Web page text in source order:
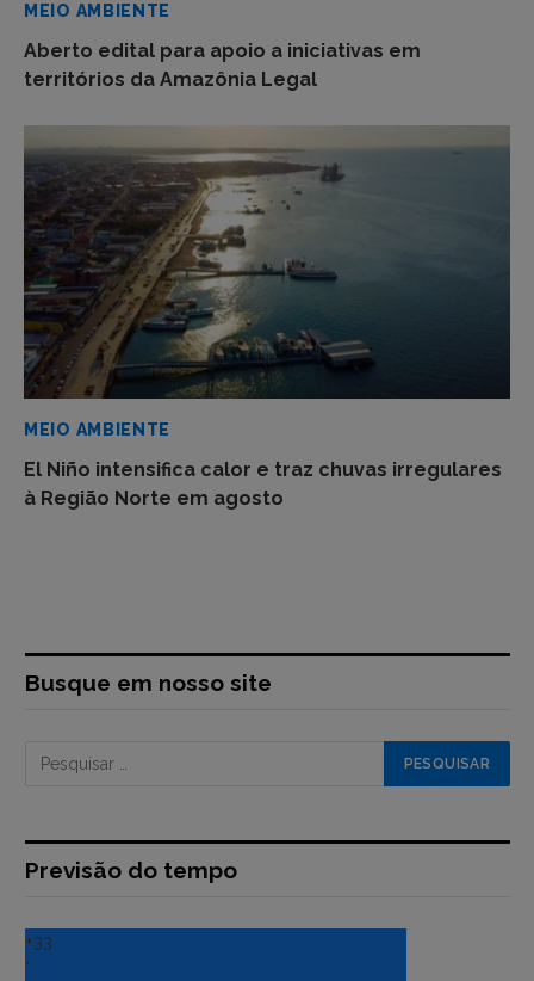
MEIO AMBIENTE
Aberto edital para apoio a iniciativas em
territórios da Amazônia Legal
MEIO AMBIENTE
El Niño intensifica calor e traz chuvas irregulares
à Região Norte em agosto
Busque em nosso site
Previsão do tempo
+33
°